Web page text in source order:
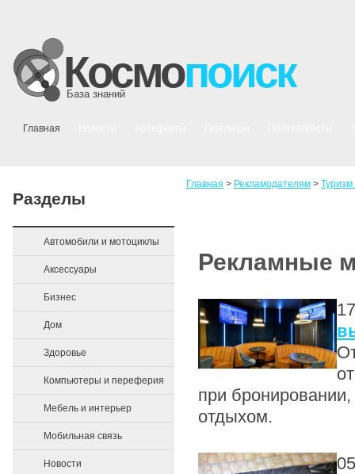
Космопоиск
База знаний
Главная
Разделы
Автомобили и мотоциклы
Аксессуары
Бизнес
Дом
Здоровье
Компьютеры и переферия
Мебель и интерьер
Мобильная связь
Новости
Главная > Рекламодателям >
Рекламные
при
отдыхом.